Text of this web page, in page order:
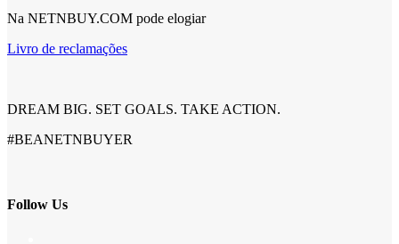
Na NETNBUY.COM pode elogiar
Livro de reclamações
DREAM BIG. SET GOALS. TAKE ACTION.
#BEANETNBUYER
Follow Us